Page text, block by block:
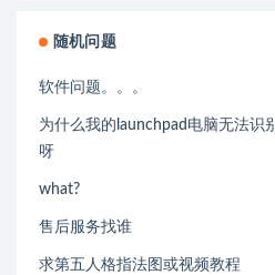
随机问题
软件问题。。。
为什么我的launchpad电脑无法识
呀
what?
售后服务找谁
求第五人格指法图或视频教程